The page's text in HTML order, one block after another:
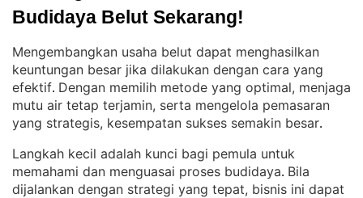
Budidaya Belut Sekarang!
Mengembangkan usaha belut dapat menghasilkan
keuntungan besar jika dilakukan dengan cara yang
efektif. Dengan memilih metode yang optimal, menjaga
mutu air tetap terjamin, serta mengelola pemasaran
yang strategis, kesempatan sukses semakin besar.
Langkah kecil adalah kunci bagi pemula untuk
memahami dan menguasai proses budidaya. Bila
dijalankan dengan strategi yang tepat, bisnis ini dapat